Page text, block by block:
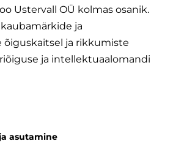
Ustervall OÜ kolmas osanik.
ja
õiguskaitsel ja rikkumiste
ja intellektuaalomandi
asutamine